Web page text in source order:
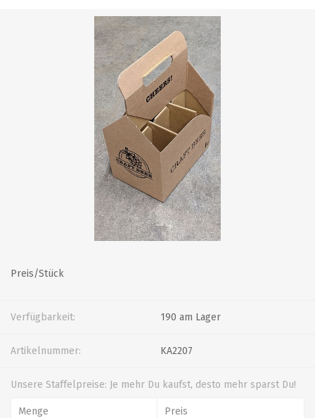
Preis/Stück
Verfügbarkeit: 190 am Lager
Artikelnummer: KA2207
Unsere Staffelpreise: Je mehr Du kaufst, desto mehr sparst Du!
Menge Preis